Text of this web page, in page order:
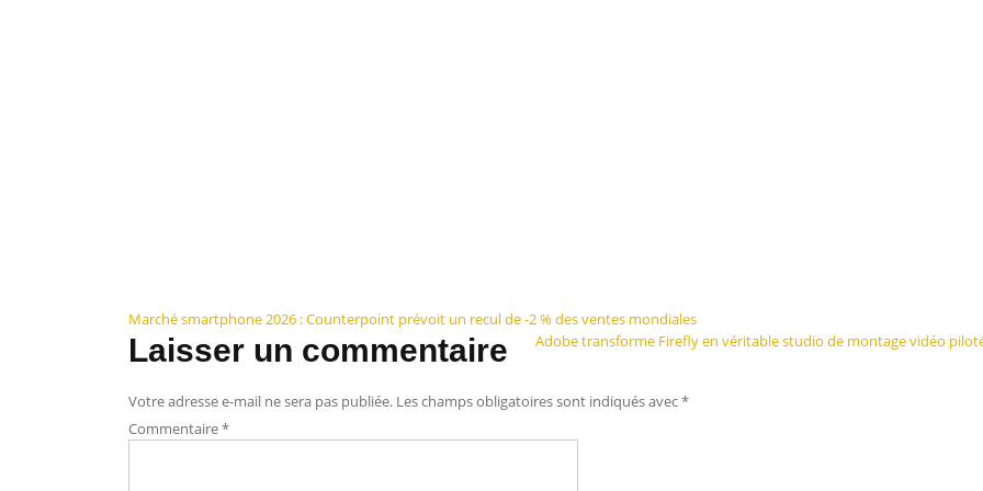
Navigation
de
l’article
Marché smartphone 2026 : Counterpoint prévoit un recul de -2 % des ventes mondiales
Adobe transforme Firefly en véritable studio de montage vidéo
Laisser un commentaire
Votre adresse e-mail ne sera pas publiée. Les champs obligatoires sont indiqués avec*
Commentaire*